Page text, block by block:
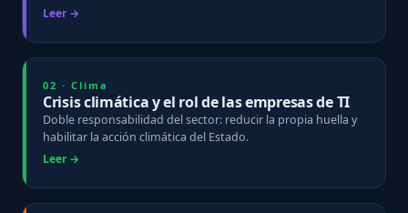
Leer →
02 · Clima
Crisis climática y el rol de las empresas de TI
Doble responsabilidad del sector: reducir la propia huella y
habilitar la acción climática del Estado.
Leer →